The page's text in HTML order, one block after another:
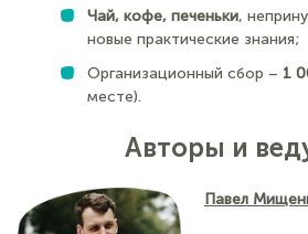
Чай, кофе, печеньки,
новые практические знания;
Организационный сбор – 1
месте).
Авторы и
Павел